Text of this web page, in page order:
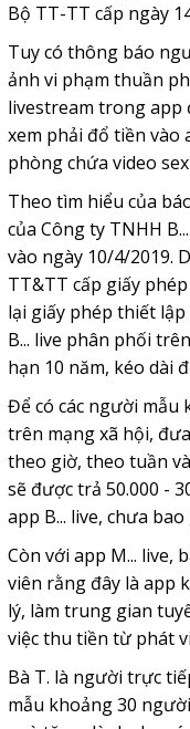
Bộ TT-TT cấp ngày
Tuy có thông báo
ảnh vi phạm thuần
livestream trong app
xem phải đổ tiền vào
phòng chứa video
Theo tìm hiểu của
của Công ty TNHH
vào ngày 10/4/2019.
TT&TT cấp giấy
lại giấy phép thiết
B... live phân phối
hạn 10 năm, kéo dài
Để có các người mẫu
trên mạng xã hội,
theo giờ, theo tuần
sẽ được trả 50.000 -
app B... live, chưa
Còn với app M... live,
viên rằng đây là app
lý, làm trung gian
việc thu tiền từ phát
Bà T. là người trực
mẫu khoảng 30